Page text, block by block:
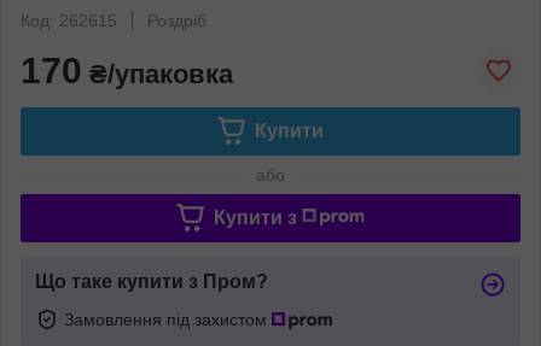
Код: 262615
Роздріб
170 ₴/упаковка
Купити
або
Купити з
Що таке купити з Пром?
Замовлення під захистом